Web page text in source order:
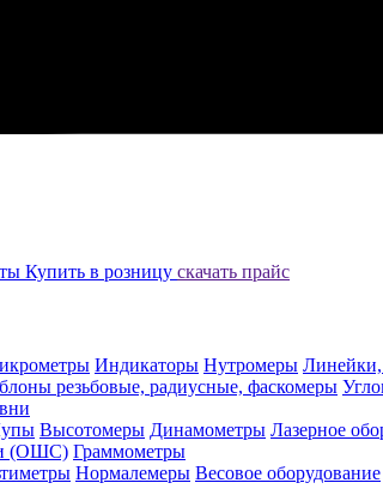
Купить в розницу скачать прайс
Индикаторы Нутромеры
резьбовые, радиусные, фаскомеры
Высотомеры Динамометры Лазерное
(ОШС) Граммометры
Нормалемеры Весовое оборудование